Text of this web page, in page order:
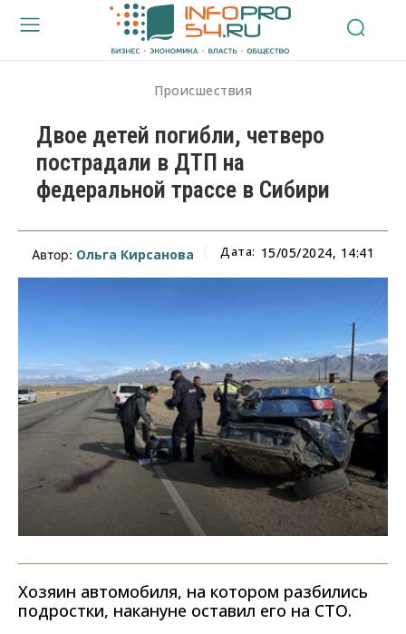
Происшествия
Двое детей погибли, четверо
пострадали в ДТП на
федеральной трассе в Сибири
Автор: Ольга Кирсанова Дата: 15/05/2024, 14:41
Хозяин автомобиля, на котором разбились
подростки, накануне оставил его на СТО.